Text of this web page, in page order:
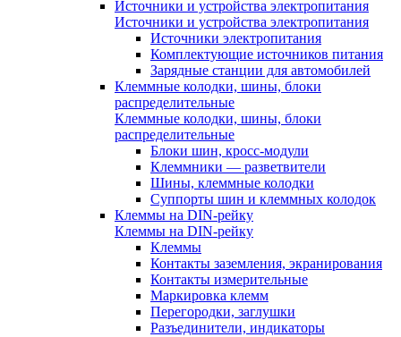
Источники и устройства электропитания
Источники и устройства электропитания
Источники электропитания
Комплектующие источников питания
Зарядные станции для автомобилей
Клеммные колодки, шины, блоки
распределительные
Клеммные колодки, шины, блоки
распределительные
Блоки шин, кросс-модули
Клеммники — разветвители
Шины, клеммные колодки
Суппорты шин и клеммных колодок
Клеммы на DIN-рейку
Клеммы на DIN-рейку
Клеммы
Контакты заземления, экранирования
Контакты измерительные
Маркировка клемм
Перегородки, заглушки
Разъединители, индикаторы